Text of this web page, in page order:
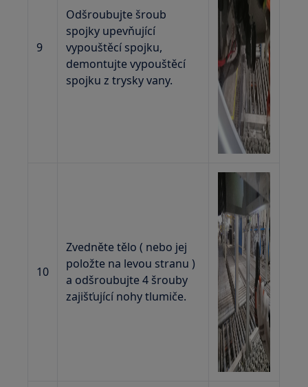
9
Odšroubujte šroub
spojky upevňující
vypouštěcí spojku,
demontujte vypouštěcí
spojku z trysky vany.
10
Zvedněte tělo ( nebo jej
položte na levou stranu )
a odšroubujte 4 šrouby
zajišťující nohy tlumiče.